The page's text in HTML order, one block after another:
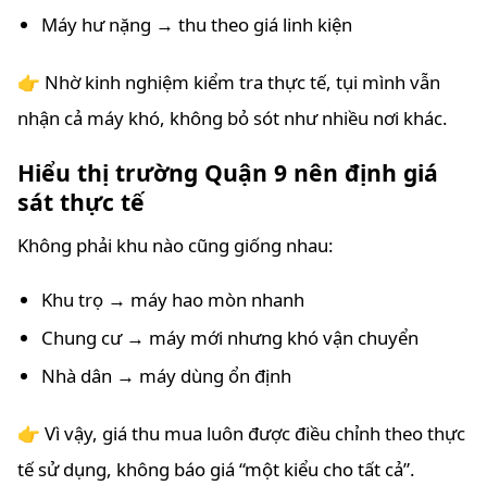
Máy hư nặng → thu theo giá linh kiện
👉 Nhờ kinh nghiệm kiểm tra thực tế, tụi mình vẫn
nhận cả máy khó, không bỏ sót như nhiều nơi khác.
Hiểu thị trường Quận 9 nên định giá
sát thực tế
Không phải khu nào cũng giống nhau:
Khu trọ → máy hao mòn nhanh
Chung cư → máy mới nhưng khó vận chuyển
Nhà dân → máy dùng ổn định
👉 Vì vậy, giá thu mua luôn được điều chỉnh theo thực
tế sử dụng, không báo giá “một kiểu cho tất cả”.